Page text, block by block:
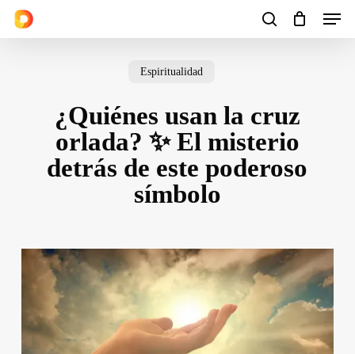
Skip
search
Menu
Cart Close
Espiritualidad
¿Quiénes usan la cruz
orlada? ✨ El misterio
detrás de este poderoso
símbolo